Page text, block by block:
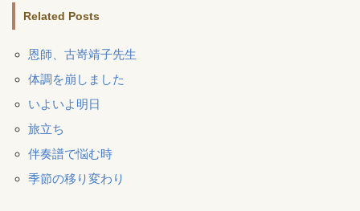
Related Posts
恩師、古嵜靖子先生
体調を崩しました
いよいよ明日
旅立ち
伴奏譜で悩む時
季節の移り変わり